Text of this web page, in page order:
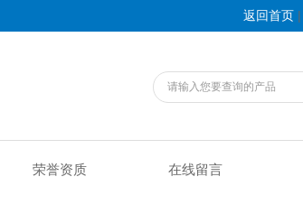
返回首页 |
荣誉资质 在线留言